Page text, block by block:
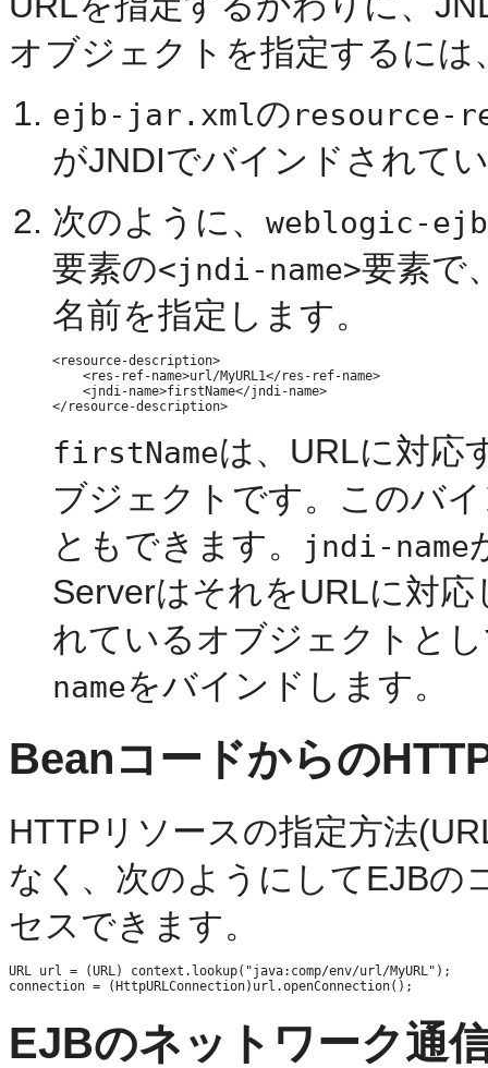
オブジェクトを指定するに
ejb-jar.xmlの resource-
がJNDIでバインドされて
次のように、 weblogic-
要素の<jndi-name>要素で
名前を指定します。
<resource-description>
    <res-ref-name>url/MyURL1</res-ref-name>
    <jndi-name>firstName</jndi-name>
firstNameは、URLに対応
ブジェクトです。このバ
ともできます。
jndi-name
ServerはそれをURLに対
れているオブジェクトと
nameをバインドします。
Beanコードからの
HTTPリソースの指定方法
なく、次のようにしてEJBの
セスできます。
URL url = (URL) context.lookup("java:comp/env/url/MyURL");
EJBのネットワーク通